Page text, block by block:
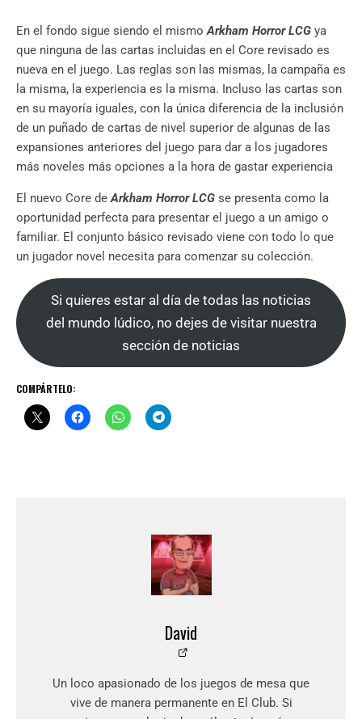
En el fondo sigue siendo el mismoArkham Horror LCG ya
que ninguna de las cartas incluidas en el Core revisado es
nueva en el juego. Las reglas son las mismas, la campaña es
la misma, la experiencia es la misma. Incluso las cartas son
en su mayoría iguales, con la única diferencia de la inclusión
de un puñado de cartas de nivel superior de algunas de las
expansiones anteriores del juego para dar a los jugadores
más noveles más opciones a la hora de gastar experiencia
El nuevo Core deArkham Horror LCG se presenta como la
oportunidad perfecta para presentar el juego a un amigo o
familiar. El conjunto básico revisado viene con todo lo que
un jugador novel necesita para comenzar su colección.
Si quieres estar al día de todas las noticias
del mundo lúdico, no dejes de visitar nuestra
sección de noticias
COMPÁRTELO:
David
Un loco apasionado de los juegos de mesa que
vive de manera permanente en El Club. Si